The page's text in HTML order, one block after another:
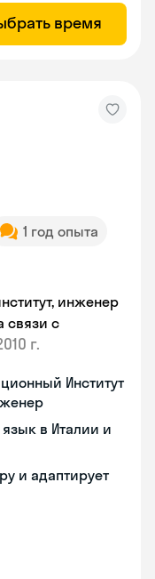
время
1 год опыта
инженер
связи с
г.
Институт
в Италии и
и адаптирует